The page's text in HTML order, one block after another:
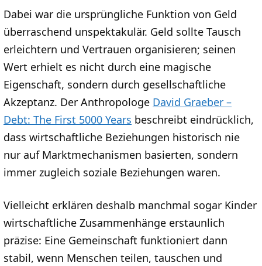
Dabei war die ursprüngliche Funktion von Geld
überraschend unspektakulär. Geld sollte Tausch
erleichtern und Vertrauen organisieren; seinen
Wert erhielt es nicht durch eine magische
Eigenschaft, sondern durch gesellschaftliche
Akzeptanz. Der Anthropologe David Graeber –
Debt: The First 5000 Years beschreibt eindrücklich,
dass wirtschaftliche Beziehungen historisch nie
nur auf Marktmechanismen basierten, sondern
immer zugleich soziale Beziehungen waren.
Vielleicht erklären deshalb manchmal sogar Kinder
wirtschaftliche Zusammenhänge erstaunlich
präzise: Eine Gemeinschaft funktioniert dann
stabil, wenn Menschen teilen, tauschen und